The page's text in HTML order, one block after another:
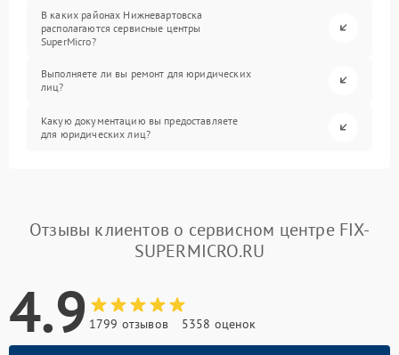
В каких районах Нижневартовска
располагаются сервисные центры
SuperMicro?
Выполняете ли вы ремонт для юридических
лиц?
Какую документацию вы предоставляете
для юридических лиц?
Отзывы клиентов о сервисном центре FIX-
SUPERMICRO.RU
4.9 1799 отзывов 5358 оценок